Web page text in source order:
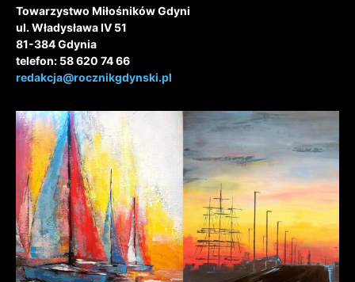
Towarzystwo Miłośników Gdyni
ul. Władysława IV 51
81-384 Gdynia
telefon: 58 620 74 66
redakcja@rocznikgdynski.pl